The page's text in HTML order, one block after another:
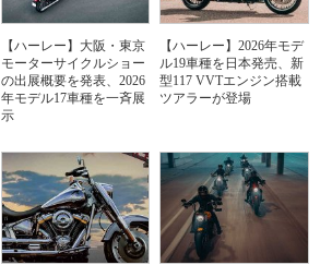
【ハーレー】大阪・東京
モーターサイクルショー
の出展概要を発表、2026
年モデル17車種を一斉展
示
【ハーレー】2026年モデ
ル19車種を日本発売、新
型117 VVTエンジン搭載
ツアラーが登場